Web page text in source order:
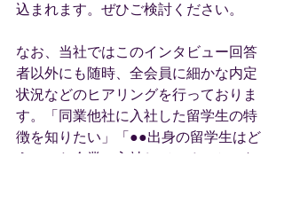
込まれます。ぜひご検討ください。
なお、当社ではこのインタビュー回答
者以外にも随時、全会員に細かな内定
状況などのヒアリングを行っておりま
す。「同業他社に入社した留学生の特
徴を知りたい」「●●出身の留学生はど
ういった企業に入社しているのか」な